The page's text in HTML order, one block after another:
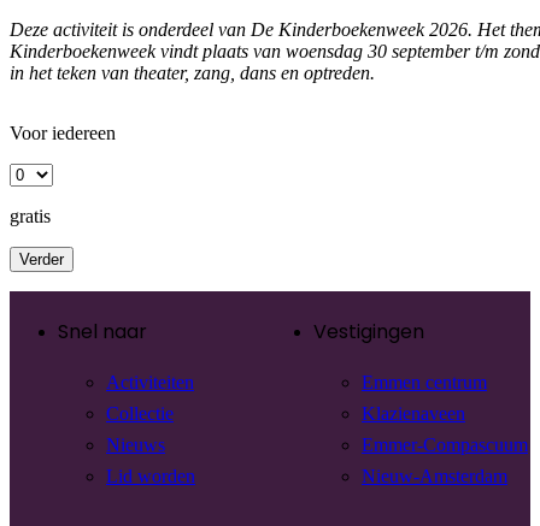
Deze activiteit is onderdeel van De Kinderboekenweek 2026. Het
Kinderboekenweek vindt plaats van woensdag 30 september t/m
in het teken van theater, zang, dans en optreden.
Voor iedereen
gratis
Verder
Snel naar
Activiteiten
Collectie
Nieuws
Lid worden
Vestigingen
Emmen centrum
Klazienaveen
Emmer-Compascuum
Nieuw-Amsterdam